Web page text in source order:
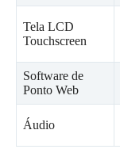
Tela LCD
Touchscreen
Software de
Ponto Web
Áudio